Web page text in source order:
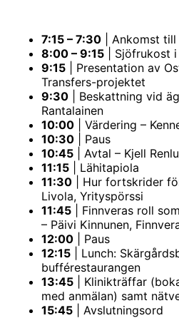
7:15 – 7:30 | Ankomst
8:00 – 9:15 | Sjöfrukost
9:15 | Presentation av
Transfers-projektet
9:30 | Beskattning vid
Rantalainen
10:00 | Värdering –
10:30 | Paus
10:45 | Avtal – Kjell
11:15 | Lähitapiola
11:30 | Hur fortskrider
Livola, Yrityspörssi
11:45 | Finnveras roll
– Päivi Kinnunen,
12:00 | Paus
12:15 | Lunch:
bufférestaurangen
13:45 | Klinikträffar
med anmälan) samt
15:45 | Avslutningsord